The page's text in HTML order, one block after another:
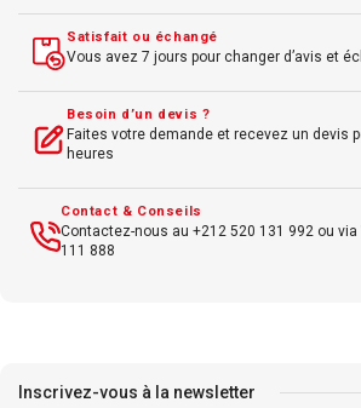
Satisfait ou échangé
Vous avez 7 jours pour changer d’avis et
Besoin d’un devis ?
Faites votre demande et recevez un devis
heures
Contact & Conseils
Contactez-nous au +212 520 131 992 ou via
111 888
Inscrivez-vous à la newsletter